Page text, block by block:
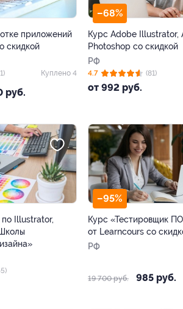
приложений
скидкой
руб.
Куплено 4
–68%
Курс Adobe Illustrator,
Photoshop со скидкой
РФ
от 992 руб.
4.7 (81)
Illustrator,
–95%
Курс «Тестировщик
от Learncours со
РФ
19 700 руб. 985 руб.